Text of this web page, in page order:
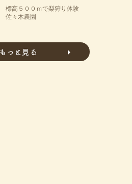
標高５００ｍで梨狩り体験
佐々木農園
もっと見る